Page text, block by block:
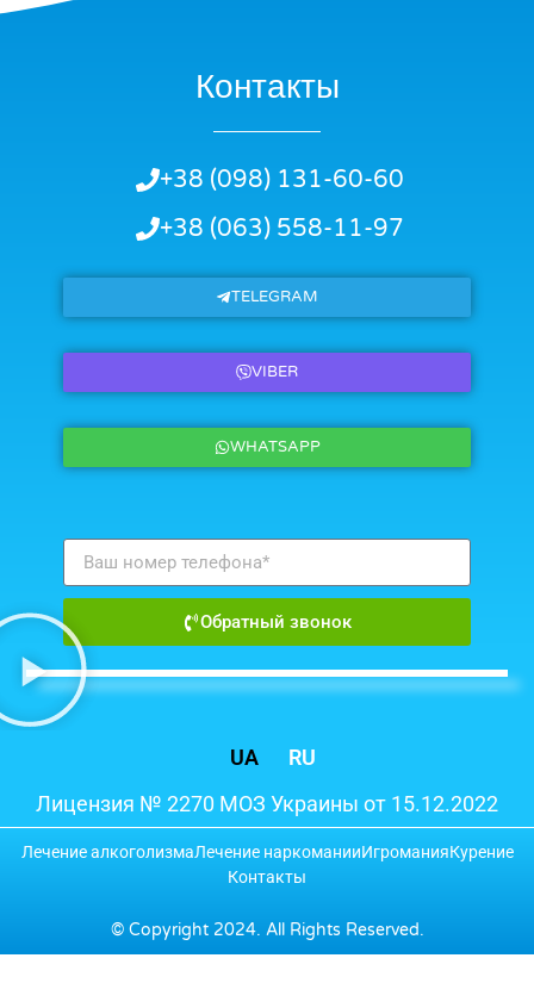
Контакты
+38 (098) 131-60-60
+38 (063) 558-11-97
TELEGRAM
VIBER
WHATSAPP
Обратный звонок
Лицензия № 2270 МОЗ Украины от 15.12.2022
UA RU
© Copyright 2024. All Rights Reserved.
Лечение алкоголизмаЛечение наркоманииИгроманияКурение
Контакты